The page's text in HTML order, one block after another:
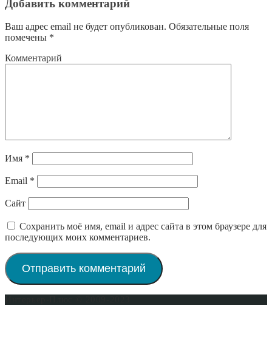
Добавить комментарий
Ваш адрес email не будет опубликован. Обязательные поля
помечены *
Комментарий
Имя *
Email *
Сайт
Сохранить моё имя, email и адрес сайта в этом браузере для
последующих моих комментариев.